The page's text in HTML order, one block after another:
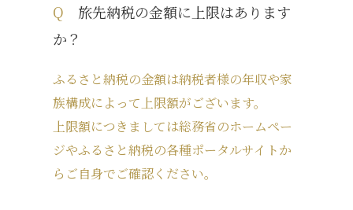
Q 旅先納税の金額に上限はあります
か？
ふるさと納税の金額は納税者様の年収や家
族構成によって上限額がございます。
上限額につきましては総務省のホームペー
ジやふるさと納税の各種ポータルサイトか
らご自身でご確認ください。